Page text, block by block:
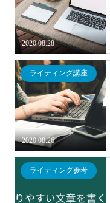
2020.08.28
2020.08.26
ライティング講座
ライティング参考